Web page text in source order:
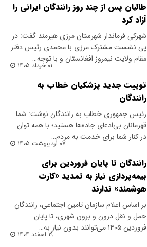
طالبان پس از چند روز رانندگان ایرانی را
آزاد کرد
شهرکی فرماندار شهرستان مرزی هیرمند گفت: در
پی نشست مشترک مرزی با محمدی رئیس دفتر
مقام ولایت نیمروز افغانستان و با توجه…
۰۱ خرداد ۱۴۰۵
توییت جدید پزشکیان خطاب به
رانندگان
رئیس جمهوری خطاب به رانندگان نوشت: شما
قهرمانان بی‌ادعای جاده‌ها هستید؛ با همه توان
در کنار شما برای خدمت به مردم…
۰۷ اردیبهشت ۱۴۰۵
رانندگان تا پایان فروردین برای
بیمه‌پردازی نیاز به تمدید «کارت
هوشمند» ندارند
بر اساس اعلام سازمان تامین اجتماعی، رانندگان
حمل و نقل درون و برون شهری، تا پایان
فروردین ۱۴۰۵ می‌توانند بدون نیاز به…
۱۹ اسفند ۱۴۰۴